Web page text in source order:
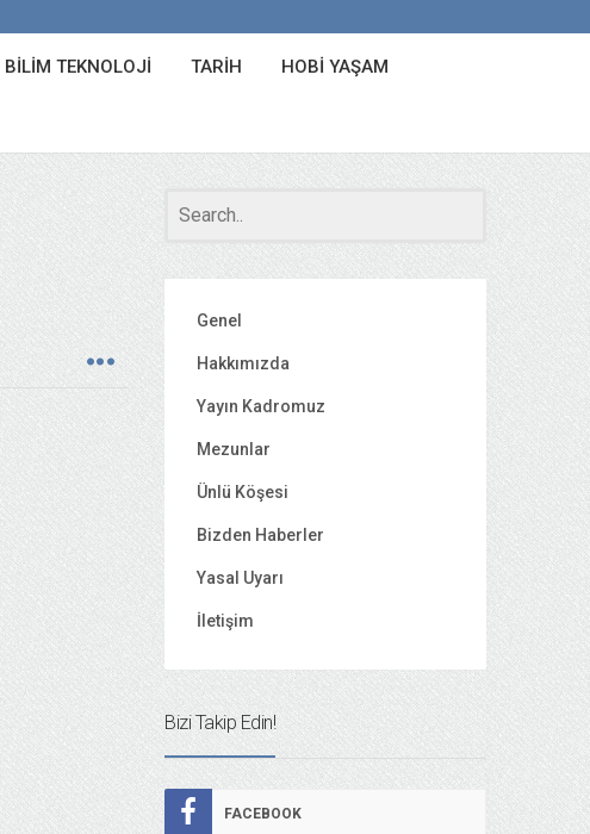
BILIM TEKNOLOJI TARIH HOBI YAŞAM
Genel
Hakkımızda
Yayın Kadromuz
Mezunlar
Ünlü Köşesi
Bizden Haberler
Yasal Uyarı
İletişim
Bizi Takip Edin!
FACEBOOK